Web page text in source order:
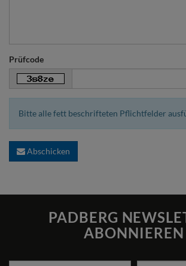
Prüfcode
Bitte alle fett beschrifteten Pflichtfelder
Abschicken
PADBERG
ABONNIEREN